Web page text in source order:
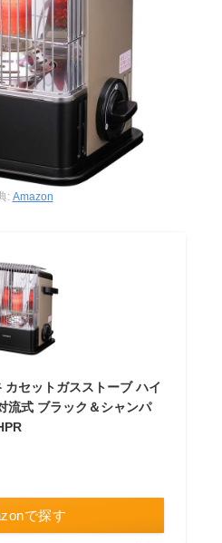
: Amazon
セットガスストーブ ハイ
流式 ブラック＆シャンパ
で探す